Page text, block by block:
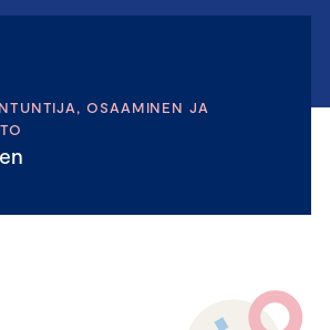
OSAAMINEN JA